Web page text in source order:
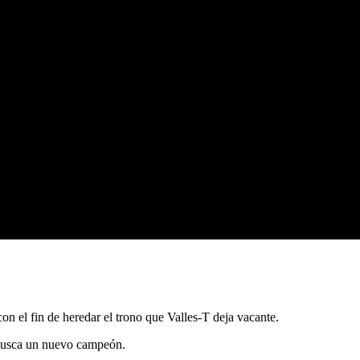
el fin de heredar el trono que Valles-T deja vacante.
un nuevo campeón.